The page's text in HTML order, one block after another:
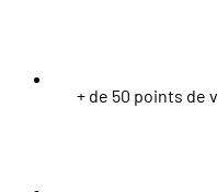
+ de 50 points de